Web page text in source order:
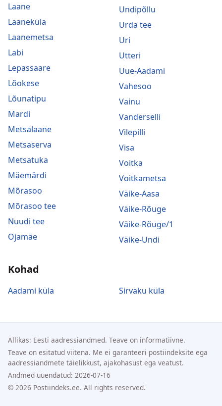
Laane
Laaneküla
Laanemetsa
Labi
Lepassaare
Lõokese
Lõunatipu
Mardi
Metsalaane
Metsaserva
Metsatuka
Mäemärdi
Mõrasoo
Mõrasoo tee
Nuudi tee
Ojamäe
Undipõllu
Urda tee
Uri
Utteri
Uue-Aadami
Vahesoo
Vainu
Vanderselli
Vilepilli
Visa
Voitka
Voitkametsa
Väike-Aasa
Väike-Rõuge
Väike-Rõuge/1
Väike-Undi
Kohad
Aadami küla Sirvaku küla
Allikas: Eesti aadressiandmed. Teave on informatiivne.
Teave on esitatud viitena. Me ei garanteeri postiindeksite ega
aadressiandmete täielikkust, ajakohasust ega veatust.
Andmed uuendatud: 2026-07-16
© 2026 Postiindeks.ee. All rights reserved.